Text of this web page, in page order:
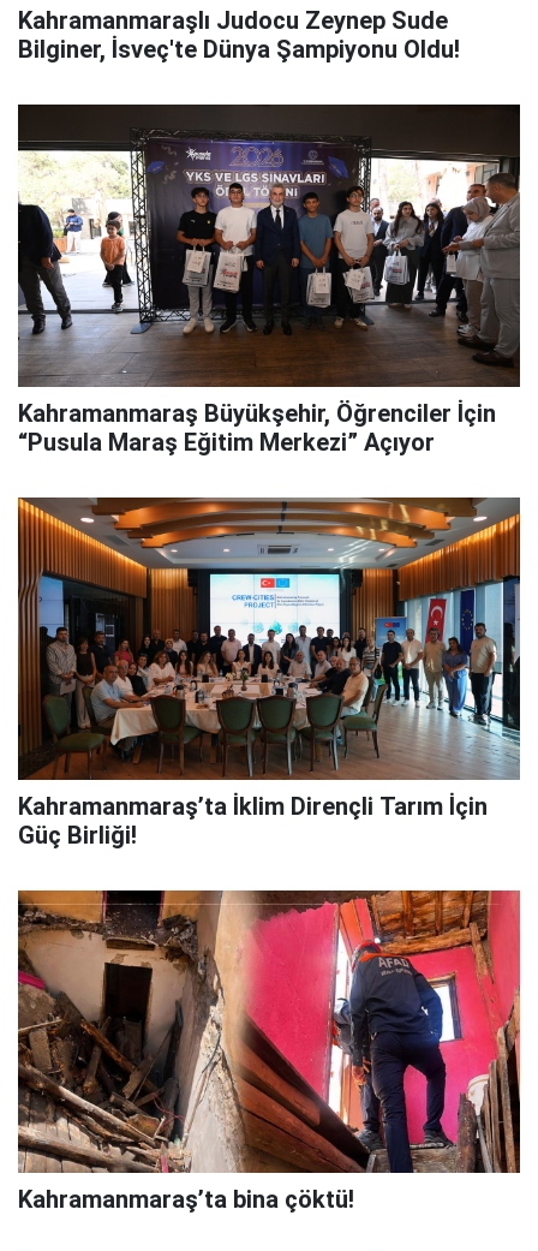
Kahramanmaraşlı Judocu Zeynep Sude
Bilginer, İsveç'te Dünya Şampiyonu Oldu!
Kahramanmaraş Büyükşehir, Öğrenciler İçin
“Pusula Maraş Eğitim Merkezi” Açıyor
Kahramanmaraş’ta İklim Dirençli Tarım İçin
Güç Birliği!
Kahramanmaraş’ta bina çöktü!